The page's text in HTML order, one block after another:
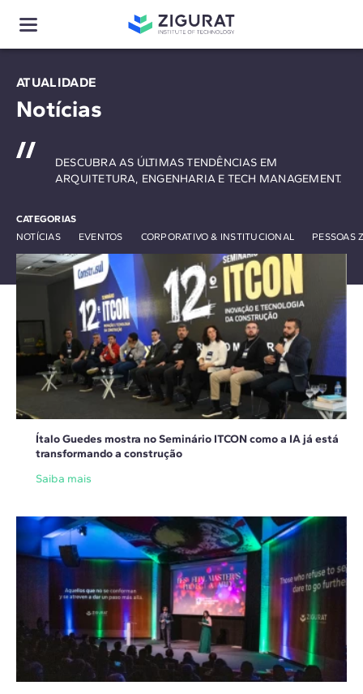
ATUALIDADE
Notícias
CATEGORIAS
NOTÍCIAS
EVENTOS CORPORATIVO & INSTITUCIONAL PESSOAS
DESCUBRA AS ÚLTIMAS TENDÊNCIAS EM
ARQUITETURA, ENGENHARIA E TECH MANAGEMENT.
Ítalo Guedes mostra no Seminário ITCON como a IA já está
transformando a construção
Saiba mais